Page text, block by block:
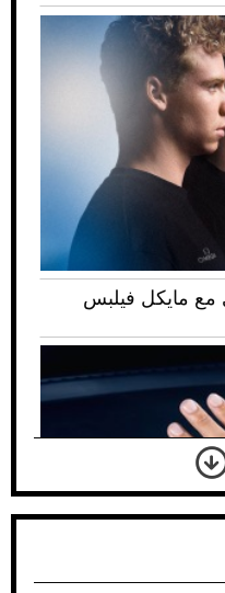
مع مايكل فيلبس